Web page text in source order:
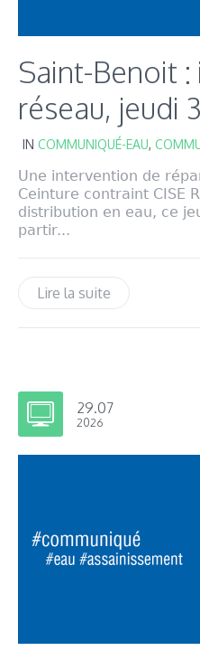
Saint-Benoit
réseau, jeudi
IN COMMUNIQUÉ-EAU,
Une intervention de
Ceinture contraint CISE
distribution en eau, ce
partir...
Lire la suite
29.07
2026